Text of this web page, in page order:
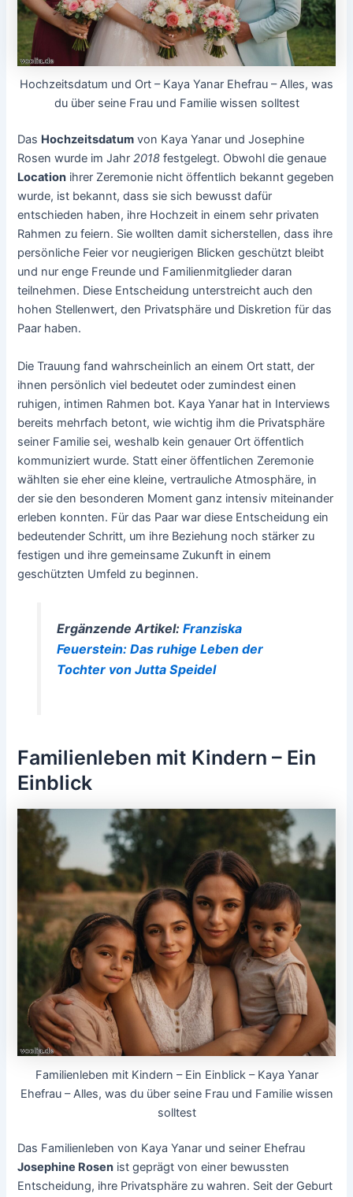
Hochzeitsdatum und Ort – Kaya Yanar Ehefrau – Alles, was
du über seine Frau und Familie wissen solltest
Das Hochzeitsdatum von Kaya Yanar und Josephine
Rosen wurde im Jahr2018 festgelegt. Obwohl die genaue
Location ihrer Zeremonie nicht öffentlich bekannt gegeben
wurde, ist bekannt, dass sie sich bewusst dafür
entschieden haben, ihre Hochzeit in einem sehr privaten
Rahmen zu feiern. Sie wollten damit sicherstellen, dass ihre
persönliche Feier vor neugierigen Blicken geschützt bleibt
und nur enge Freunde und Familienmitglieder daran
teilnehmen. Diese Entscheidung unterstreicht auch den
hohen Stellenwert, den Privatsphäre und Diskretion für das
Paar haben.
Die Trauung fand wahrscheinlich an einem Ort statt, der
ihnen persönlich viel bedeutet oder zumindest einen
ruhigen, intimen Rahmen bot. Kaya Yanar hat in Interviews
bereits mehrfach betont, wie wichtig ihm die Privatsphäre
seiner Familie sei, weshalb kein genauer Ort öffentlich
kommuniziert wurde. Statt einer öffentlichen Zeremonie
wählten sie eher eine kleine, vertrauliche Atmosphäre, in
der sie den besonderen Moment ganz intensiv miteinander
erleben konnten. Für das Paar war diese Entscheidung ein
bedeutender Schritt, um ihre Beziehung noch stärker zu
festigen und ihre gemeinsame Zukunft in einem
geschützten Umfeld zu beginnen.
Ergänzende Artikel: Franziska
Feuerstein: Das ruhige Leben der
Tochter von Jutta Speidel
Familienleben mit Kindern – Ein
Einblick
Familienleben mit Kindern – Ein Einblick – Kaya Yanar
Ehefrau – Alles, was du über seine Frau und Familie wissen
solltest
Das Familienleben von Kaya Yanar und seiner Ehefrau
Josephine Rosen ist geprägt von einer bewussten
Entscheidung, ihre Privatsphäre zu wahren. Seit der Geburt